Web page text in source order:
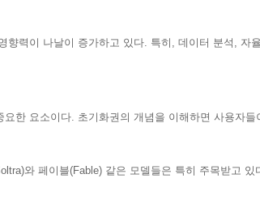
력이 나날이 증가하고 있다. 특히, 데이터 분석, 자
한 요소이다. 초기화권의 개념을 이해하면 사용자
와 페이블(Fable) 같은 모델들은 특히 주목받고